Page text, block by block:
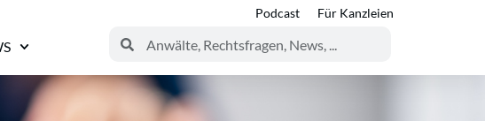
Podcast Für Kanzleien